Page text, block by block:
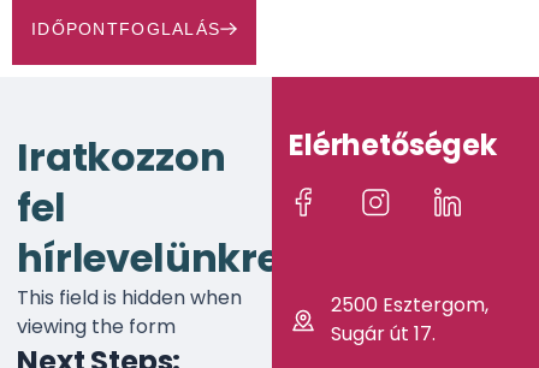
IDŐPONTFOGLALÁS
Iratkozzon
fel
hírlevelünkre!
This field is hidden when
viewing the form
Elérhetőségek
2500 Esztergom,
Sugár út 17.